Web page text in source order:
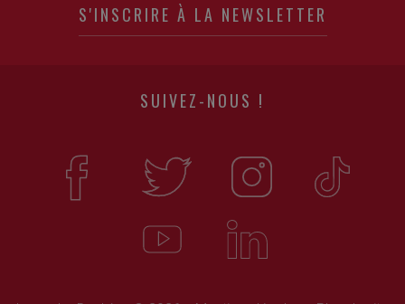
S'INSCRIRE À LA NEWSLETTER
SUIVEZ-NOUS !